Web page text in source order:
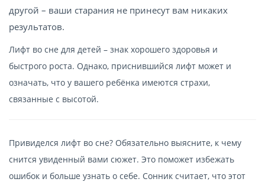
другой – ваши старания не принесут вам никаких
результатов.
Лифт во сне для детей – знак хорошего здоровья и
быстрого роста. Однако, приснившийся лифт может и
означать, что у вашего ребёнка имеются страхи,
связанные с высотой.
Привиделся лифт во сне? Обязательно выясните, к чему
снится увиденный вами сюжет. Это поможет избежать
ошибок и больше узнать о себе. Сонник считает, что этот